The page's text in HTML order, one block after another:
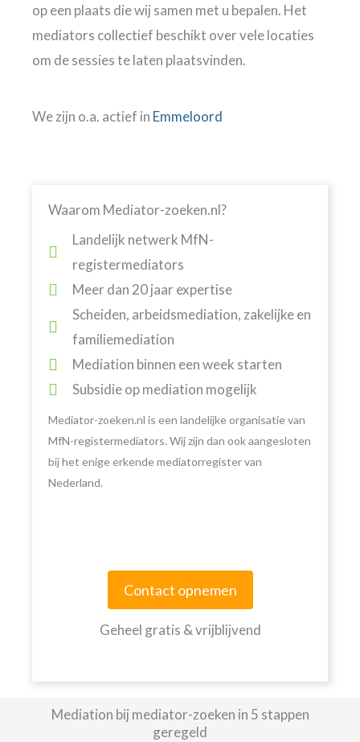
op een plaats die wij samen met u bepalen. Het
mediators collectief beschikt over vele locaties
om de sessies te laten plaatsvinden.
We zijn o.a. actief in Emmeloord
Waarom Mediator-zoeken.nl?
Landelijk netwerk MfN-
registermediators
Meer dan 20 jaar expertise
Scheiden, arbeidsmediation, zakelijke en
familiemediation
Mediation binnen een week starten
Subsidie op mediation mogelijk
Mediator-zoeken.nl is een landelijke organisatie van
MfN-registermediators. Wij zijn dan ook aangesloten
bij het enige erkende mediatorregister van
Nederland.
Contact opnemen
Geheel gratis & vrijblijvend
Mediation bij mediator-zoeken in 5 stappen
geregeld